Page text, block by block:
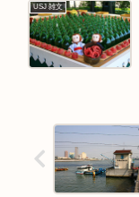
USJ 雑文